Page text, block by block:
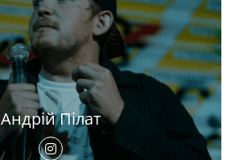
Андрій Пілат